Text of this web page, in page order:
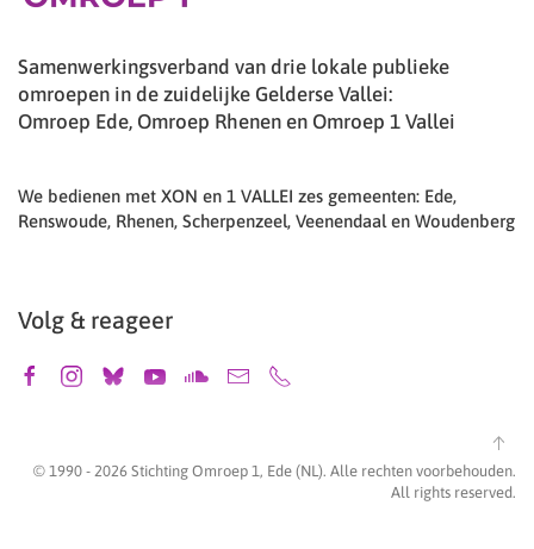
Samenwerkingsverband van drie lokale publieke
omroepen in de zuidelijke Gelderse Vallei:
Omroep Ede, Omroep Rhenen en Omroep 1 Vallei
We bedienen met XON en 1 VALLEI zes gemeenten: Ede,
Renswoude, Rhenen, Scherpenzeel, Veenendaal en Woudenberg
Volg & reageer
© 1990 - 2026 Stichting Omroep 1, Ede (NL). Alle rechten voorbehouden.
All rights reserved.